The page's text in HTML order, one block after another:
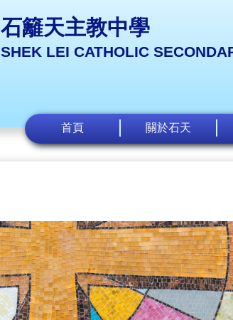
石籬天主教中學
SHEK LEI CATHOLIC
首頁 關於石天